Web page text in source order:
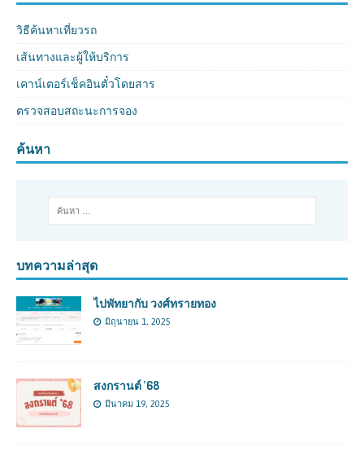
วิธีค้นหาเที่ยวรถ
เส้นทางและผู้ให้บริการ
เคาน์เตอร์เช็คอินตั๋วโดยสาร
ตรวจสอบสถะนะการจอง
ค้นหา
บทความล่าสุด
ไปพัทยากับ วงศ์ทรายทอง
มิถุนายน 1, 2025
สงกรานต์ ’68
มีนาคม 19, 2025